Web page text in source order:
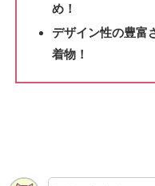
め！
デザイン性の豊富
着物！